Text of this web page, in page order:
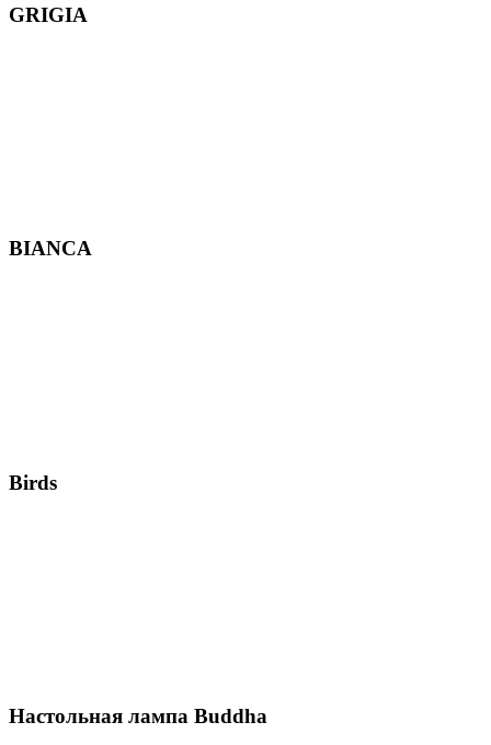
GRIGIA
BIANCA
Birds
Настольная лампа Buddha